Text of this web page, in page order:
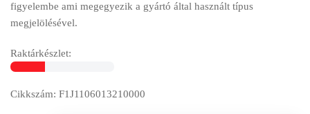
figyelembe ami megegyezik a gyártó által használt típus
megjelölésével.
Raktárkészlet:
Cikkszám: F1J1106013210000